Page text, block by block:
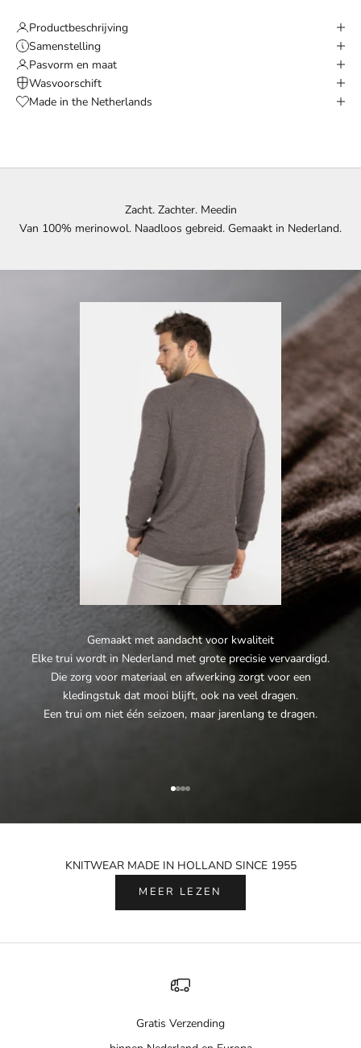
Productbeschrijving
Samenstelling
Pasvorm en maat
Wasvoorschift
Made in the Netherlands
Zacht. Zachter. Meedin
Van 100% merinowol. Naadloos gebreid. Gemaakt in Nederland.
Gemaakt met aandacht voor kwaliteit
Elke trui wordt in Nederland met grote precisie vervaardigd.
Die zorg voor materiaal en afwerking zorgt voor een
kledingstuk dat mooi blijft, ook na veel dragen.
Een trui om niet één seizoen, maar jarenlang te dragen.
Naar artikel 1
Naar artikel 2
Naar artikel 3
Naar artikel 4
KNITWEAR MADE IN HOLLAND SINCE 1955
MEER LEZEN
Gratis Verzending